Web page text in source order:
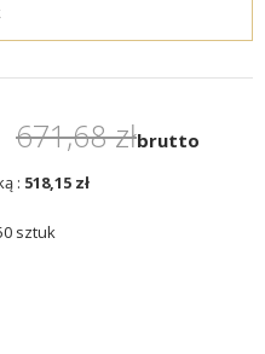
671,68 złbrutto
: 518,15 zł
sztuk